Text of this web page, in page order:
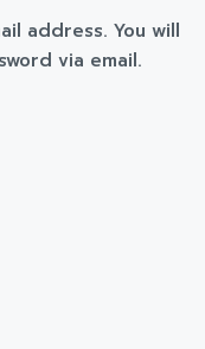
address. You will
via email.